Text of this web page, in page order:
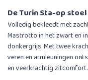
De Turin Sta-op stoel
Volledig bekleedt met
Mastrotto in het zwart en
donkergrijs. Met twee
veren en armleuningen
en veerkrachtig zitcomfort.